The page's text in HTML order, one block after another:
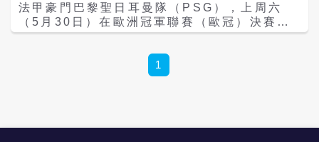
法甲豪門巴黎聖日耳曼隊（PSG），上周六
（5月30日）在歐洲冠軍聯賽（歐冠）決賽
中，以互射12碼擊敗英超勁旅阿森納
祝活動嚴重失控，在巴黎街頭引發大規模暴動
衝突，警方已逮捕超過400人。 Hundreds
1